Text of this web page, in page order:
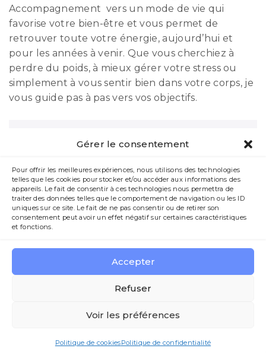
Gérer le consentement
Pour offrir les meilleures expériences, nous utilisons des technologies
telles que les cookies pour stocker et/ou accéder aux informations des
appareils. Le fait de consentir à ces technologies nous permettra de
traiter des données telles que le comportement de navigation ou les ID
uniques sur ce site. Le fait de ne pas consentir ou de retirer son
consentement peut avoir un effet négatif sur certaines caractéristiques
et fonctions.
Accepter
Refuser
Voir les préférences
Politique de cookiesPolitique de confidentialité
Accompagnement vers un mode de vie qui
favorise votre bien-être et vous permet de
retrouver toute votre énergie, aujourd’hui et
pour les années à venir. Que vous cherchiez à
perdre du poids, à mieux gérer votre stress ou
simplement à vous sentir bien dans votre corps, je
vous guide pas à pas vers vos objectifs.